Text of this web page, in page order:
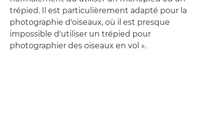
trépied. Il est particulièrement adapté pour la
photographie d'oiseaux, où il est presque
impossible d'utiliser un trépied pour
photographier des oiseaux en vol ».